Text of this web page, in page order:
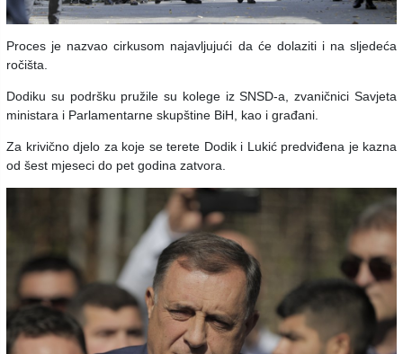
Proces je nazvao cirkusom najavljujući da će dolaziti i na sljedeća
ročišta.
Dodiku su podršku pružile su kolege iz SNSD-a, zvaničnici Savjeta
ministara i Parlamentarne skupštine BiH, kao i građani.
Za krivično djelo za koje se terete Dodik i Lukić predviđena je kazna
od šest mjeseci do pet godina zatvora.